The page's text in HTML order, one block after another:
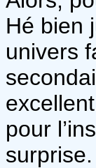
Hé bien
univers
pour
surprise.